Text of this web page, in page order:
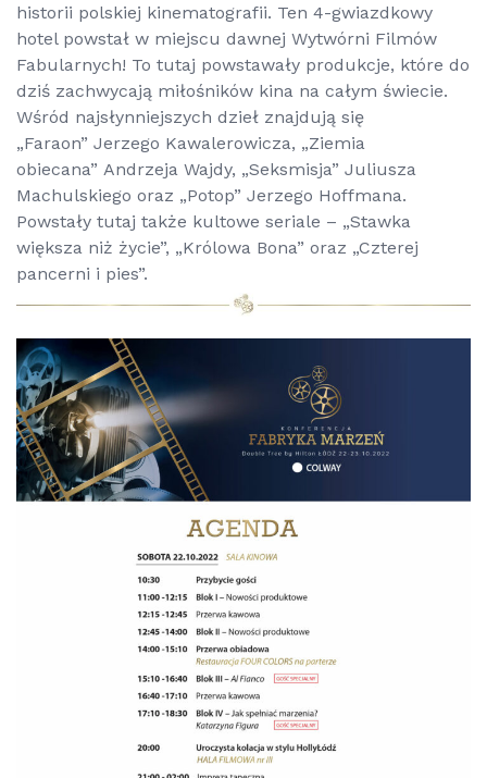
historii polskiej kinematografii. Ten 4-gwiazdkowy
hotel powstał w miejscu dawnej Wytwórni Filmów
Fabularnych! To tutaj powstawały produkcje, które do
dziś zachwycają miłośników kina na całym świecie.
Wśród najsłynniejszych dzieł znajdują się
„Faraon” Jerzego Kawalerowicza, „Ziemia
obiecana” Andrzeja Wajdy, „Seksmisja” Juliusza
Machulskiego oraz „Potop” Jerzego Hoffmana.
Powstały tutaj także kultowe seriale – „Stawka
większa niż życie”, „Królowa Bona” oraz „Czterej
pancerni i pies”.